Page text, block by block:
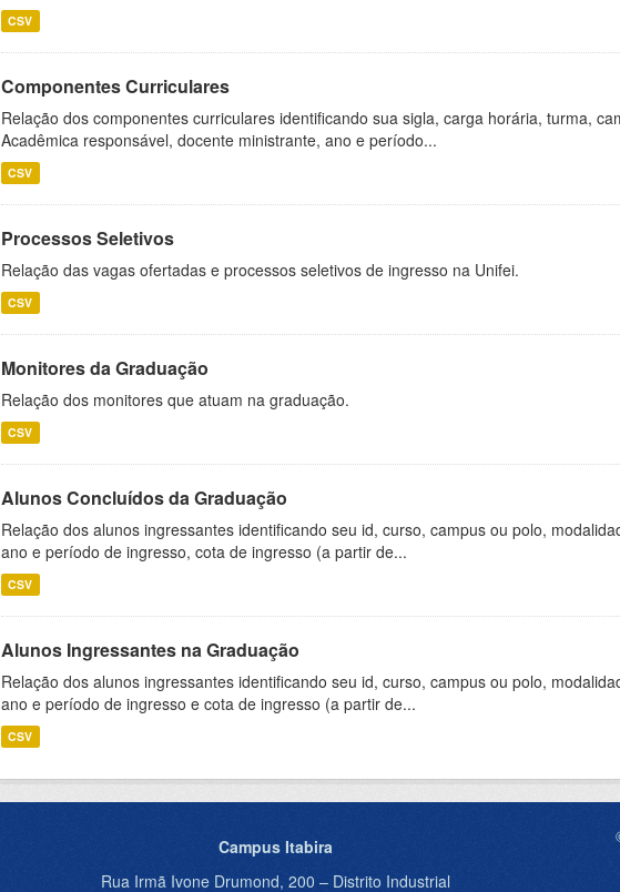
CSV
Componentes Curriculares
Relação dos componentes curriculares identificando sua sigla, carga horária, turma,
Acadêmica responsável, docente ministrante, ano e período...
CSV
Processos Seletivos
Relação das vagas ofertadas e processos seletivos de ingresso na Unifei.
CSV
Monitores da Graduação
Relação dos monitores que atuam na graduação.
CSV
Alunos Concluídos da Graduação
Relação dos alunos ingressantes identificando seu id, curso, campus ou polo,
ano e período de ingresso, cota de ingresso (a partir de...
CSV
Alunos Ingressantes na Graduação
Relação dos alunos ingressantes identificando seu id, curso, campus ou polo,
ano e período de ingresso e cota de ingresso (a partir de...
CSV
Campus Itabira
Rua Irmã Ivone Drumond, 200 – Distrito Industrial